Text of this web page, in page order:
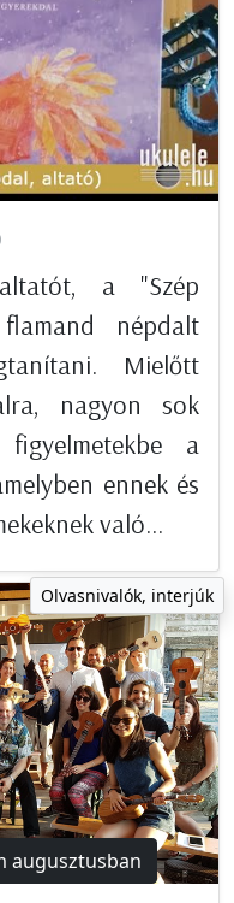
a "Szép
flamand népdalt
Mielőtt
nagyon sok
a
ennek és
való...
Olvasnivalók, interjúk
augusztusban